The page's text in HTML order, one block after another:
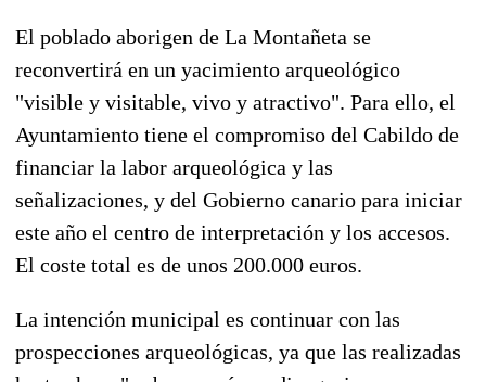
El poblado aborigen de La Montañeta se
reconvertirá en un yacimiento arqueológico
"visible y visitable, vivo y atractivo". Para ello, el
Ayuntamiento tiene el compromiso del Cabildo de
financiar la labor arqueológica y las
señalizaciones, y del Gobierno canario para iniciar
este año el centro de interpretación y los accesos.
El coste total es de unos 200.000 euros.
La intención municipal es continuar con las
prospecciones arqueológicas, ya que las realizadas